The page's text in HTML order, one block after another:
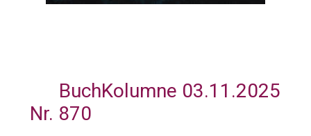
BuchKolumne 03.11.2025
Nr. 870